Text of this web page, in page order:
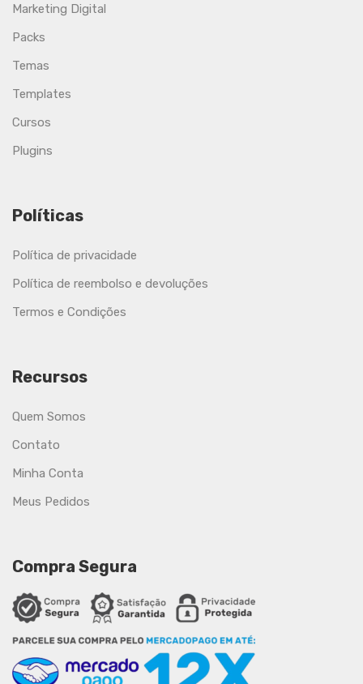
Marketing Digital
Packs
Temas
Templates
Cursos
Plugins
Políticas
Política de privacidade
Política de reembolso e devoluções
Termos e Condições
Recursos
Quem Somos
Contato
Minha Conta
Meus Pedidos
Compra Segura